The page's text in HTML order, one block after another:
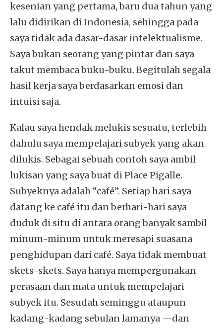
kesenian yang pertama, baru dua tahun yang
lalu didirikan di Indonesia, sehingga pada
saya tidak ada dasar-dasar intelektualisme.
Saya bukan seorang yang pintar dan saya
takut membaca buku-buku. Begitulah segala
hasil kerja saya berdasarkan emosi dan
intuisi saja.
Kalau saya hendak melukis sesuatu, terlebih
dahulu saya mempelajari subyek yang akan
dilukis. Sebagai sebuah contoh saya ambil
lukisan yang saya buat di Place Pigalle.
Subyeknya adalah “café”. Setiap hari saya
datang ke café itu dan berhari-hari saya
duduk di situ di antara orang banyak sambil
minum-minum untuk meresapi suasana
penghidupan dari café. Saya tidak membuat
skets-skets. Saya hanya mempergunakan
perasaan dan mata untuk mempelajari
subyek itu. Sesudah seminggu ataupun
kadang-kadang sebulan lamanya —dan